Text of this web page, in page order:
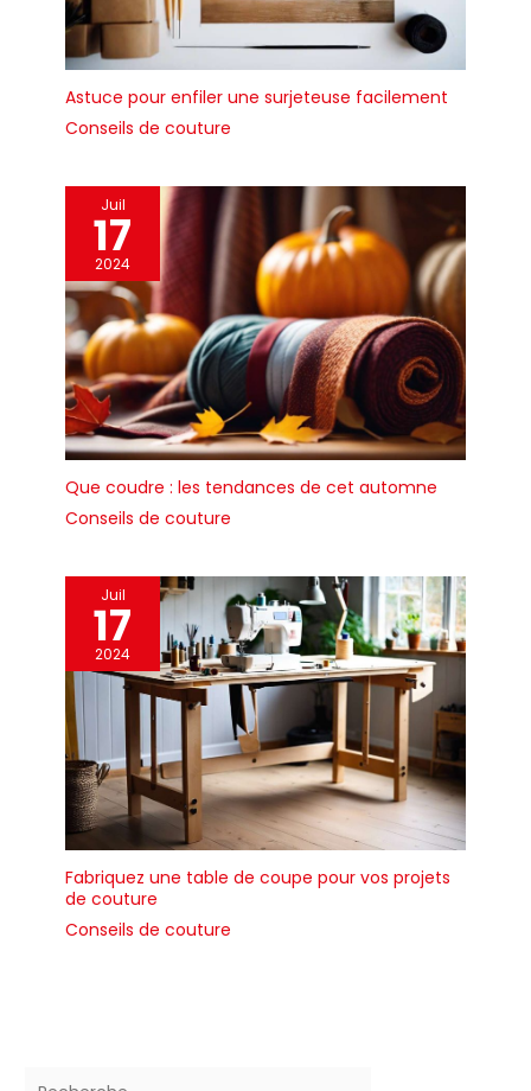
rester en bon état
même au contact de
durée de vie optimale -
une meilleure prise en
Astuce pour enfiler une surjeteuse facilement
Conseils de couture
Juil
17
2024
Que coudre : les tendances de cet automne
Conseils de couture
Juil
17
2024
Fabriquez une table de coupe pour vos projets
de couture
Conseils de couture